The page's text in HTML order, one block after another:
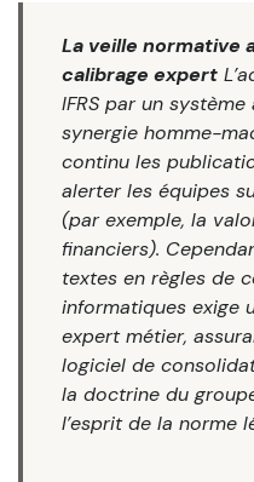
La veille normative
calibrage expert
IFRS par un
synergie homme-
continu les
alerter les équipes
(par exemple, la
financiers).
textes en règles de
informatiques exige
expert métier,
logiciel de
la doctrine du
l’esprit de la norme